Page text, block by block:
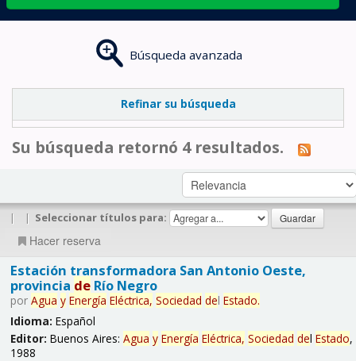
Búsqueda avanzada
Refinar su búsqueda
Su búsqueda retornó 4 resultados.
| | Seleccionar títulos para:
Hacer reserva
Estación transformadora San Antonio Oeste,
provincia deRío Negro
por Agua y Energía Eléctrica, Sociedad del Estado.
Idioma: Español
Editor: Buenos Aires: Agua y Energía Eléctrica, Sociedad del Estado,
1988